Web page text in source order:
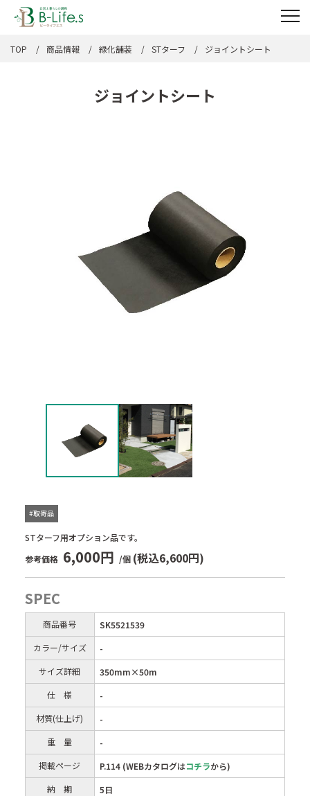
TOP 商品情報 緑化舗装 STターフ ジョイントシート
ジョイントシート
STターフ用オプション品です。
#取寄品
参考価格 6,000円 /個 (税込6,600円)
SPEC
商品番号
SK5521539
カラー/サイズ
-
サイズ詳細
350mm×50m
仕 様
-
材質(仕上げ)
-
重 量
-
掲載ページ
P.114 (WEBカタログはコチラから)
納 期
5日